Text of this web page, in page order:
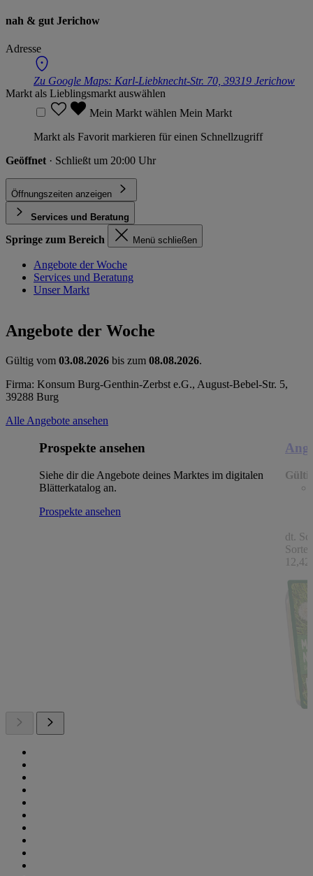
nah & gut Jerichow
Adresse
Zu Google Maps: Karl-Liebknecht-Str. 70, 39319 Jerichow
Markt als Lieblingsmarkt auswählen
Mein Markt wählen Mein Markt
Markt als Favorit markieren für einen Schnellzugriff
Geöffnet · Schließt um 20:00 Uhr
Öffnungszeiten anzeigen
Services und Beratung
Springe zum Bereich Menü schließen
Angebote der Woche
Services und Beratung
Unser Markt
Angebote der Woche
Gültig vom 03.08.2026 bis zum 08.08.2026.
Firma: Konsum Burg-Genthin-Zerbst e.G., August-Bebel-Str. 5,
39288 Burg
Alle Angebote ansehen
Prospekte ansehen
Siehe dir die Angebote deines Marktes im digitalen
Blätterkatalog an.
Prospekte ansehen
dt.